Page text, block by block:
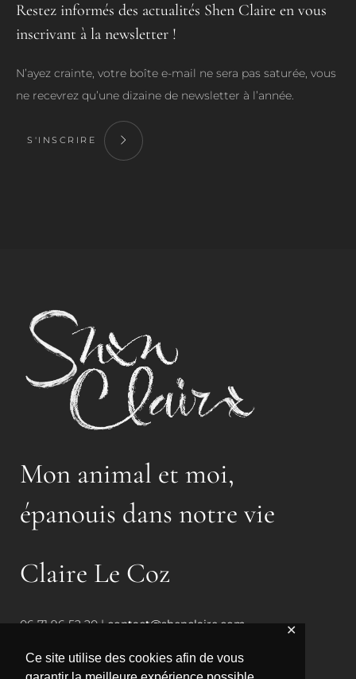
Ce site utilise des cookies afin de vous
✕
Restez informés des actualités Shen Claire en vous
inscrivant à la newsletter !
N’ayez crainte, votre boîte e-mail ne sera pas saturée, vous
ne recevrez qu’une dizaine de newsletter à l’année.
S'INSCRIRE
Mon animal et moi,
épanouis dans notre vie
Claire Le Coz
06 71 96 52 20 | contact@shenclaire.com